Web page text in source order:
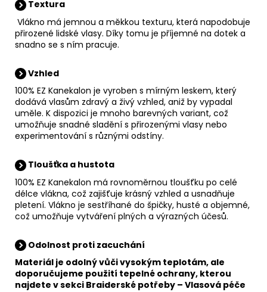
Textura
Vlákno má jemnou a měkkou texturu, která napodobuje
přirozené lidské vlasy. Díky tomu je příjemné na dotek a
snadno se s ním pracuje.
Vzhled
100% EZ Kanekalon je vyroben s mírným leskem, který
dodává vlasům zdravý a živý vzhled, aniž by vypadal
uměle. K dispozici je mnoho barevných variant, což
umožňuje snadné sladění s přirozenými vlasy nebo
experimentování s různými odstíny.
Tloušťka a hustota
100% EZ Kanekalon má rovnoměrnou tloušťku po celé
délce vlákna, což zajišťuje krásný vzhled a usnadňuje
pletení. Vlákno je sestříhané do špičky, husté a objemné,
což umožňuje vytváření plných a výrazných účesů.
Odolnost proti zacuchání
Materiál je odolný vůči vysokým teplotám, ale
doporučujeme použití tepelné ochrany, kterou
najdete v sekci Braiderské potřeby – Vlasová péče